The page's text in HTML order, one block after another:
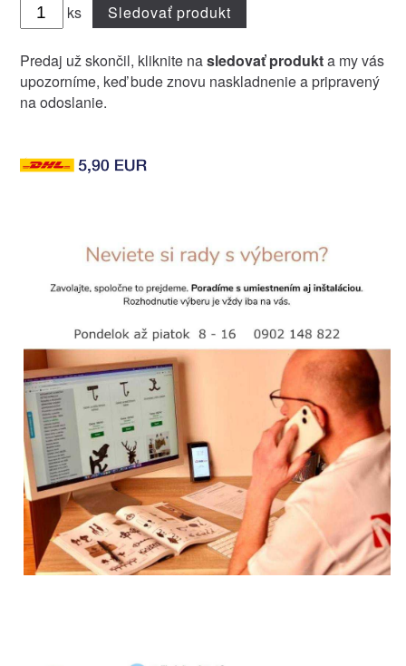
ks Sledovať produkt
Predaj už skončil, kliknite nasledovať produkta my vás
upozorníme, keď bude znovu naskladnenie a pripravený
na odoslanie.